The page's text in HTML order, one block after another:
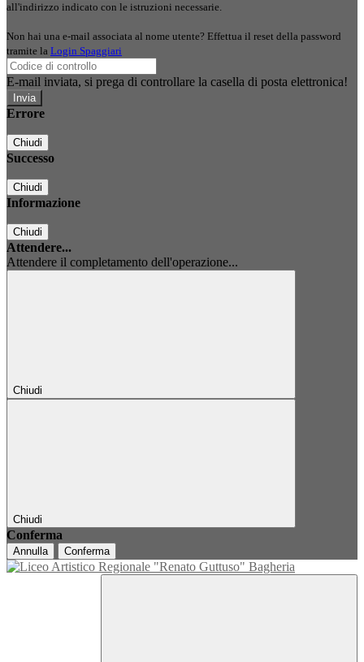
all'indirizzo indicato con le istruzioni necessarie.
Non hai una e-mail associata al nome utente? Effettua il reset della password
tramite la Login Spaggiari
E-mail inviata, si prega di controllare la casella di posta elettronica!
Errore
Chiudi
Successo
Chiudi
Informazione
Chiudi
Attendere...
Attendere il completamento dell'operazione...
Chiudi
Chiudi
Conferma
Annulla Conferma